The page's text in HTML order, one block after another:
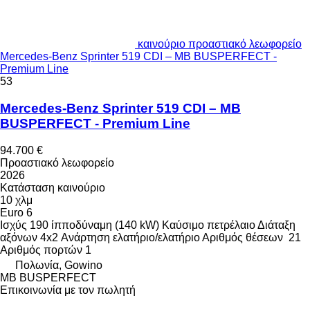
καινούριο προαστιακό λεωφορείο
Mercedes-Benz Sprinter 519 CDI – MB BUSPERFECT -
Premium Line
53
Mercedes-Benz Sprinter 519 CDI – MB
BUSPERFECT - Premium Line
94.700 €
Προαστιακό λεωφορείο
2026
Κατάσταση καινούριο
10 χλμ
Euro 6
Ισχύς 190 ίπποδύναμη (140 kW) Καύσιμο πετρέλαιοΔιάταξη
αξόνων 4x2 Ανάρτηση ελατήριο/ελατήριοΑριθμός θέσεων 21
Αριθμός πορτών 1
Πολωνία, Gowino
MB BUSPERFECT
Επικοινωνία με τον πωλητή